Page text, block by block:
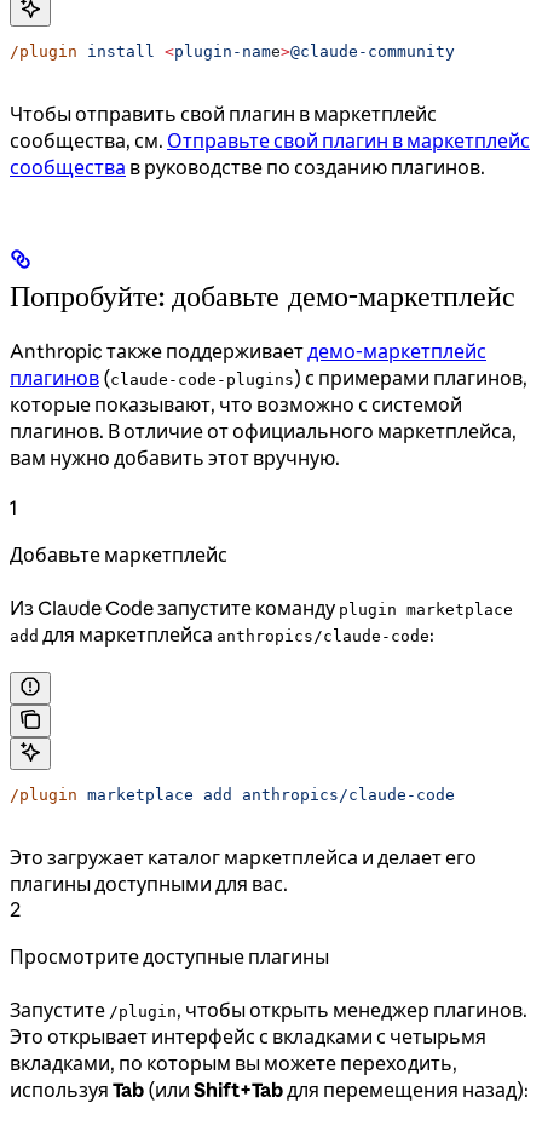
/plugin install <plugin-name>@claude-community
Чтобы отправить свой плагин в маркетплейс
сообщества, см. Отправьте свой плагин в маркетплейс
сообщества в руководстве по созданию плагинов.
Попробуйте: добавьте демо-маркетплейс
Anthropic также поддерживаетдемо-маркетплейс
плагинов (claude-code-plugins) с примерами плагинов,
которые показывают, что возможно с системой
плагинов. В отличие от официального маркетплейса,
вам нужно добавить этот вручную.
1
Добавьте маркетплейс
Из Claude Code запустите команду plugin marketplace
add для маркетплейса anthropics/claude-code:
/plugin marketplace add anthropics/claude-code
Это загружает каталог маркетплейса и делает его
плагины доступными для вас.
2
Просмотрите доступные плагины
Запустите /plugin, чтобы открыть менеджер плагинов.
Это открывает интерфейс с вкладками с четырьмя
вкладками, по которым вы можете переходить,
используя Tab (или Shift+Tabдля перемещения назад):